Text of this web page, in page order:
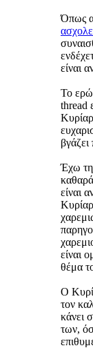
Όπως
είναι
Το
thread
Έχω
είναι
είναι
θέμα
Ο
τον
κάνει
των,